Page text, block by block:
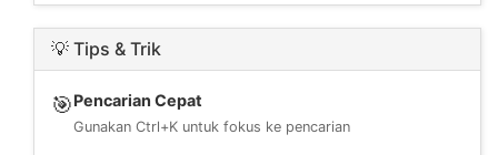
💡 Tips & Trik
🎯Pencarian Cepat
Gunakan Ctrl+K untuk fokus ke pencarian